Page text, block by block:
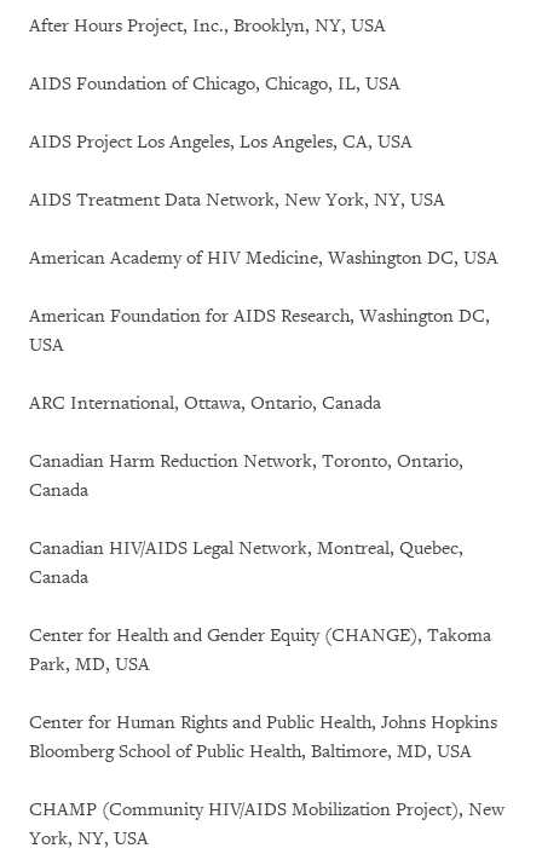
After Hours Project, Inc., Brooklyn, NY, USA
AIDS Foundation of Chicago, Chicago, IL, USA
AIDS Project Los Angeles, Los Angeles, CA, USA
AIDS Treatment Data Network, New York, NY, USA
American Academy of HIV Medicine, Washington DC, USA
American Foundation for AIDS Research, Washington DC,
USA
ARC International, Ottawa, Ontario, Canada
Canadian Harm Reduction Network, Toronto, Ontario,
Canada
Canadian HIV/AIDS Legal Network, Montreal, Quebec,
Canada
Center for Health and Gender Equity (CHANGE), Takoma
Park, MD, USA
Center for Human Rights and Public Health, Johns Hopkins
Bloomberg School of Public Health, Baltimore, MD, USA
CHAMP (Community HIV/AIDS Mobilization Project), New
York, NY, USA